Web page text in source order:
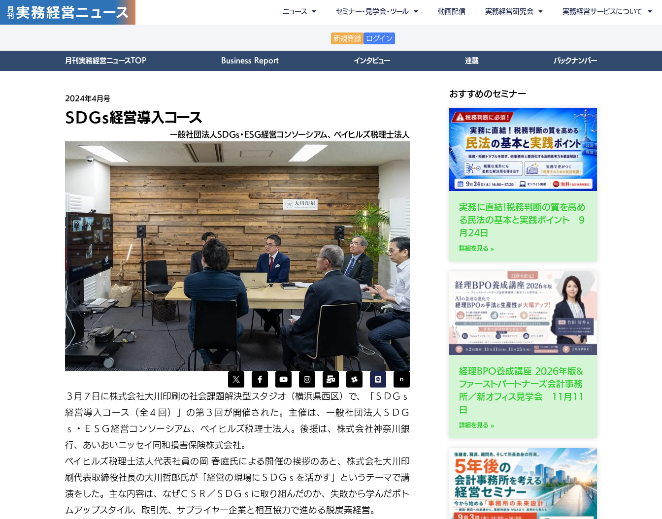
ニュース セミナー・見学会・ツール 動画配信 実務経営研究会 実務経営サービスについて
新規登録 ログイン
月刊実務経営ニュースTOP Business Report インタビュー 連載 バックナンバー
2024年4月号
ＳＤＧｓ経営導入コース
一般社団法人SDGs・ESG経営コンソーシアム、 ベイヒルズ税理士法人
３月７日に株式会社大川印刷の社会課題解決型スタジオ（横浜県西区）で、「ＳＤＧｓ
経営導入コース（全４回）」の第３回が開催された。主催は、一般社団法人ＳＤＧ
ｓ・ＥＳＧ経営コンソーシアム、ベイヒルズ税理士法人。後援は、株式会社神奈川銀
行、あいおいニッセイ同和損害保険株式会社。
ベイヒルズ税理士法人代表社員の岡 春庭氏による開催の挨拶のあと、株式会社大川印
刷代表取締役社長の大川哲郎氏が「経営の現場にＳＤＧｓを活かす」というテーマで講
演をした。主な内容は、なぜＣＳＲ／ＳＤＧｓに取り組んだのか、失敗から学んだボト
ムアップスタイル、取引先、サプライヤー企業と相互協力で進める脱炭素経営。
おすすめのセミナー
実務に直結！税務判断の質を高め
る民法の基本と実践ポイント 9
月24日
詳細を見る »
経理BPO養成講座 2026年版&
ファーストパートナーズ会計事務
所／新オフィス見学会 11月11
日
詳細を見る »